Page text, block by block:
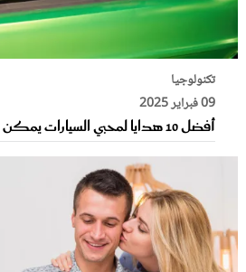
تكنولوجيا
09 فبراير 2025
أفضل 10 هدايا لمحبي السيارات يمكن تقديمها في عام 2025